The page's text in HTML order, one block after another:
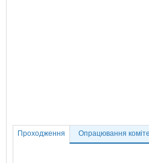
Проходження Опрацювання